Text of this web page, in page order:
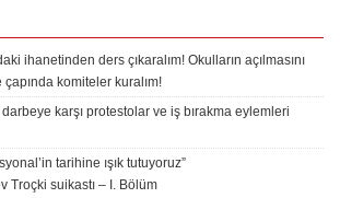
ihanetinden ders çıkaralım! Okulların açılmasını
komiteler kuralım!
karşı protestolar ve iş bırakma eylemleri
tarihine ışık tutuyoruz”
Troçki suikastı – I. Bölüm